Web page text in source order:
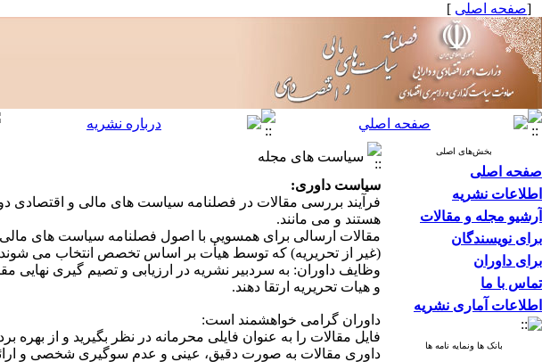
[صفحه اصلی ]
بخش‌های اصلی
صفحه اصلی
اطلاعات نشریه
آرشیو مجله و مقالات
برای نویسندگان
برای داوران
تماس با ما
اطلاعات آماری نشریه
بانک ها ونمایه نامه ها
سیاست های مجله
سیاست داوری:
فرآیند بررسی مقالات در فصلنامه سیاست های مالی و اقتصادی
هستند و می مانند.
مقالات ارسالی برای همسویی با اصول فصلنامه سیاست های
(غیر از تحریریه) که توسط هیأت بر اساس تخصص انتخاب می
وظایف داوران: به سردبیر نشریه در ارزیابی و تصیم گیری نهایی
و هیات تحریریه ارتقا دهند.
داوران گرامی خواهشمند است:
فایل مقالات را به عنوان فایلی محرمانه در نظر بگیرید و از بهره
داوری مقالات به صورت دقیق، عینی و عدم سوگیری شخصی و